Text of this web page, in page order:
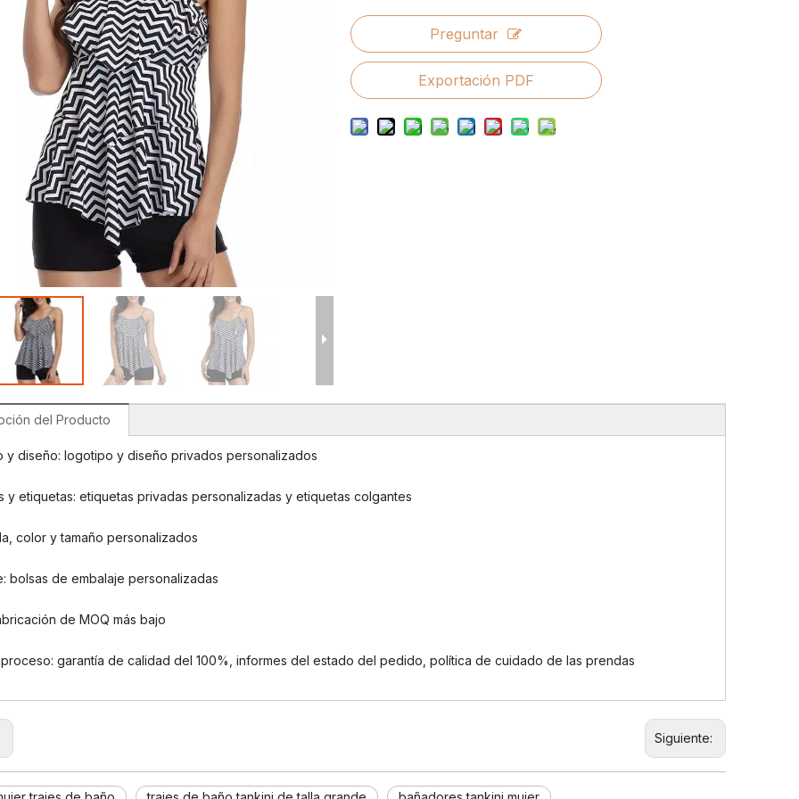
de trajes de baño para hombres
de trajes de baño para niños Preguntar
Exportación PDF
del Producto
y diseño: logotipo y diseño privados personalizados
y etiquetas: etiquetas privadas personalizadas y etiquetas colgantes
color y tamaño personalizados
bolsas de embalaje personalizadas
de MOQ más bajo
garantía de calidad del 100%, informes del estado del pedido, política de cuidado de las prendas
Siguiente: